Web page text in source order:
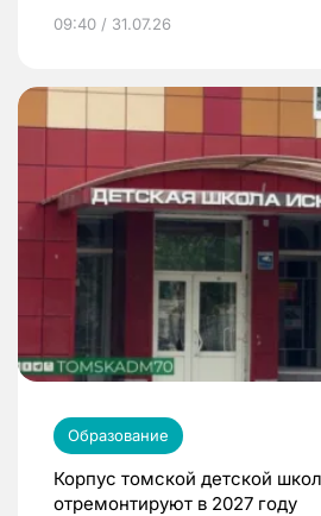
09:40 / 31.07.26
Образование
Корпус томской детской
отремонтируют в 2027 году